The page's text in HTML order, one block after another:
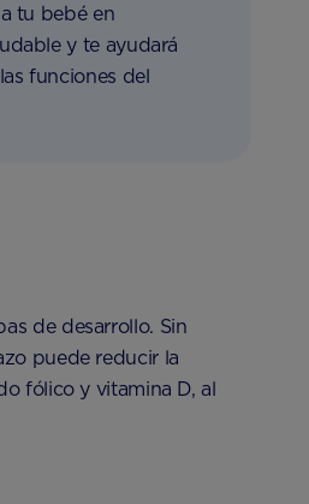
tu bebé en
y te ayudará
funciones del
de desarrollo. Sin
puede reducir la
fólico y vitamina D, al